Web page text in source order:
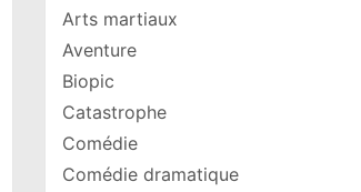
Arts martiaux
Aventure
Biopic
Catastrophe
Comédie
Comédie dramatique